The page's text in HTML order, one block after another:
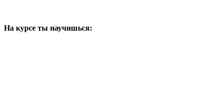
На курсе ты научишься: